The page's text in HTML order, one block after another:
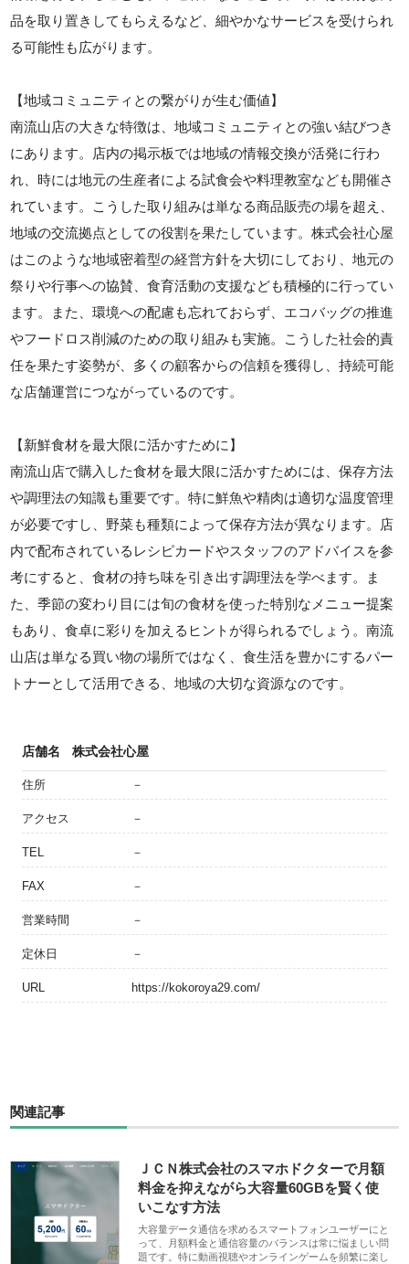
品を取り置きしてもらえるなど、細やかなサービスを受けられ
る可能性も広がります。
【地域コミュニティとの繋がりが生む価値】
南流山店の大きな特徴は、地域コミュニティとの強い結びつき
にあります。店内の掲示板では地域の情報交換が活発に行わ
れ、時には地元の生産者による試食会や料理教室なども開催さ
れています。こうした取り組みは単なる商品販売の場を超え、
地域の交流拠点としての役割を果たしています。株式会社心屋
はこのような地域密着型の経営方針を大切にしており、地元の
祭りや行事への協賛、食育活動の支援なども積極的に行ってい
ます。また、環境への配慮も忘れておらず、エコバッグの推進
やフードロス削減のための取り組みも実施。こうした社会的責
任を果たす姿勢が、多くの顧客からの信頼を獲得し、持続可能
な店舗運営につながっているのです。
【新鮮食材を最大限に活かすために】
南流山店で購入した食材を最大限に活かすためには、保存方法
や調理法の知識も重要です。特に鮮魚や精肉は適切な温度管理
が必要ですし、野菜も種類によって保存方法が異なります。店
内で配布されているレシピカードやスタッフのアドバイスを参
考にすると、食材の持ち味を引き出す調理法を学べます。ま
た、季節の変わり目には旬の食材を使った特別なメニュー提案
もあり、食卓に彩りを加えるヒントが得られるでしょう。南流
山店は単なる買い物の場所ではなく、食生活を豊かにするパー
トナーとして活用できる、地域の大切な資源なのです。
店舗名 株式会社心屋
住所 －
アクセス －
TEL －
FAX －
営業時間 －
定休日 －
URL https://kokoroya29.com/
関連記事
ＪＣＮ株式会社のスマホドクターで月額
料金を抑えながら大容量60GBを賢く使
いこなす方法
大容量データ通信を求めるスマートフォンユーザーにと
って、月額料金と通信容量のバランスは常に悩ましい問
題です。特に動画視聴やオンラインゲームを頻繁に楽し